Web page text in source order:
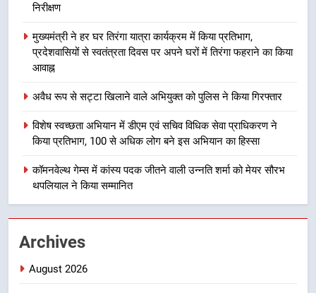
हर घर तिरंगा अभियान को जन-जन तक
पहुंचाने की तैयारी, 9 से 17 अगस्त तक
मुख्यमंत्री ने नंदा की चौकी पुल के एप्रोच
रोड के पुनर्निर्माण कार्य का किया निरीक्षण
उत्तराखण्ड
निरीक्षण
मुख्यमंत्री ने हर घर तिरंगा यात्रा कार्यक्रम में किया प्रतिभाग,
प्रदेशवासियों से स्वतंत्रता दिवस पर अपने घरों में तिरंगा फहराने का किया
आवाह्न
अवैध रूप से सट्टा खिलाने वाले अभियुक्त को पुलिस ने किया गिरफ्तार
विशेष स्वच्छता अभियान में डीएम एवं सचिव विधिक सेवा प्राधिकरण ने
किया प्रतिभाग, 100 से अधिक लोग बने इस अभियान का हिस्सा
कॉमनवेल्थ गेम्स में कांस्य पदक जीतने वाली उन्नति शर्मा को मेयर सौरभ
थपलियाल ने किया सम्मानित
Archives
August 2026